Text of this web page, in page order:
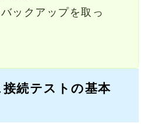
ックアップを取っ
続テストの基本